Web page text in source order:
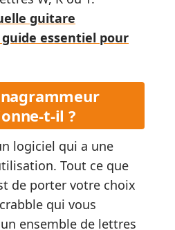
guitare
essentiel pour
t-il ?
logiciel qui a une
Tout ce que
de porter votre choix
qui vous
ensemble de lettres